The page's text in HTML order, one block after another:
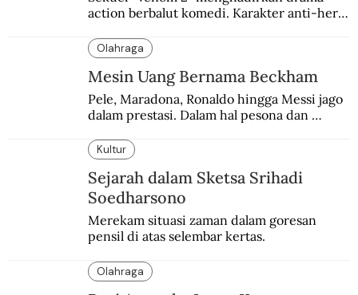
action berbalut komedi. Karakter anti-hero
penggemar.
Olahraga
Mesin Uang Bernama Beckham
Pele, Maradona, Ronaldo hingga Messi jago
dalam prestasi. Dalam hal pesona dan
Kultur
Sejarah dalam Sketsa Srihadi
Soedharsono
Merekam situasi zaman dalam goresan
pensil di atas selembar kertas.
Olahraga